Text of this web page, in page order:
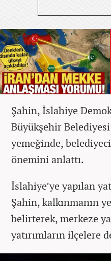
Şahin, İslahiye
Büyükşehir
yemeğinde,
önemini anlattı.
İslahiye’ye yapılan
Şahin, kalkınmanın
belirterek, merkeze
yatırımların ilçelere